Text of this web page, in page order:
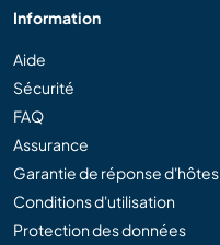
Information
Aide
Sécurité
FAQ
Assurance
Garantie de réponse d'hôtes
Conditions d'utilisation
Protection des données